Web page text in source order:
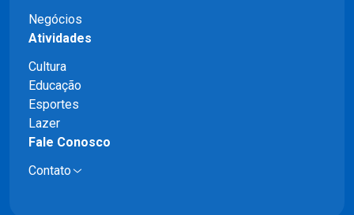
Negócios
Atividades
Cultura
Educação
Esportes
Lazer
Fale Conosco
Contato